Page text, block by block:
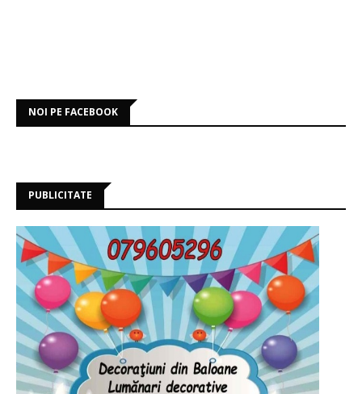
NOI PE FACEBOOK
PUBLICITATE